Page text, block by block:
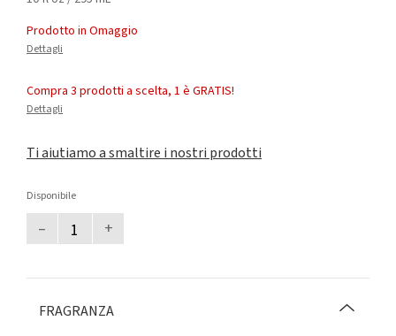
Prodotto in Omaggio
Dettagli
Compra 3 prodotti a scelta, 1 è GRATIS!
Dettagli
Ti aiutiamo a smaltire i nostri prodotti
Disponibile
– +
FRAGRANZA